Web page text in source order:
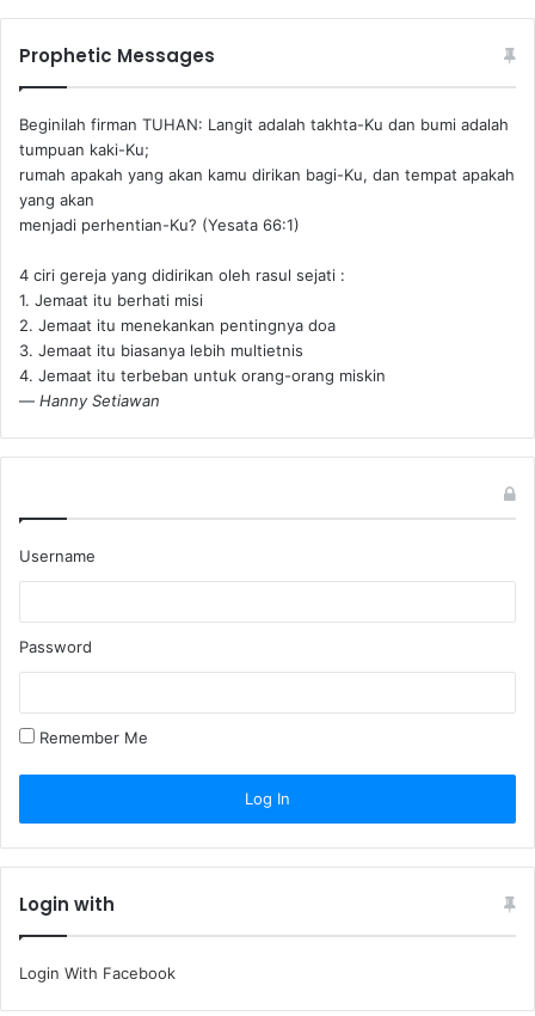
Prophetic Messages
Beginilah firman TUHAN: Langit adalah takhta-Ku dan bumi adalah
tumpuan kaki-Ku;
rumah apakah yang akan kamu dirikan bagi-Ku, dan tempat apakah
yang akan
menjadi perhentian-Ku? (Yesata 66:1) ‪
4 ciri gereja yang didirikan oleh rasul sejati :
1. Jemaat itu berhati misi
2. Jemaat itu menekankan pentingnya doa
3. Jemaat itu biasanya lebih multietnis
4. Jemaat itu terbeban untuk orang-orang miskin
— Hanny Setiawan
Username
Password
Remember Me
Login with
Login With Facebook